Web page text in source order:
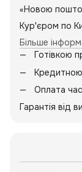
«Новою
Кур'єром по
Більше
Готівкою
Оплата
Гарантія від